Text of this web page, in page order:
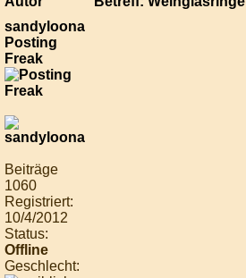
sandyloona
Posting
Freak
Beiträge
1060
Registriert:
10/4/2012
Status:
Offline
Geschlecht: